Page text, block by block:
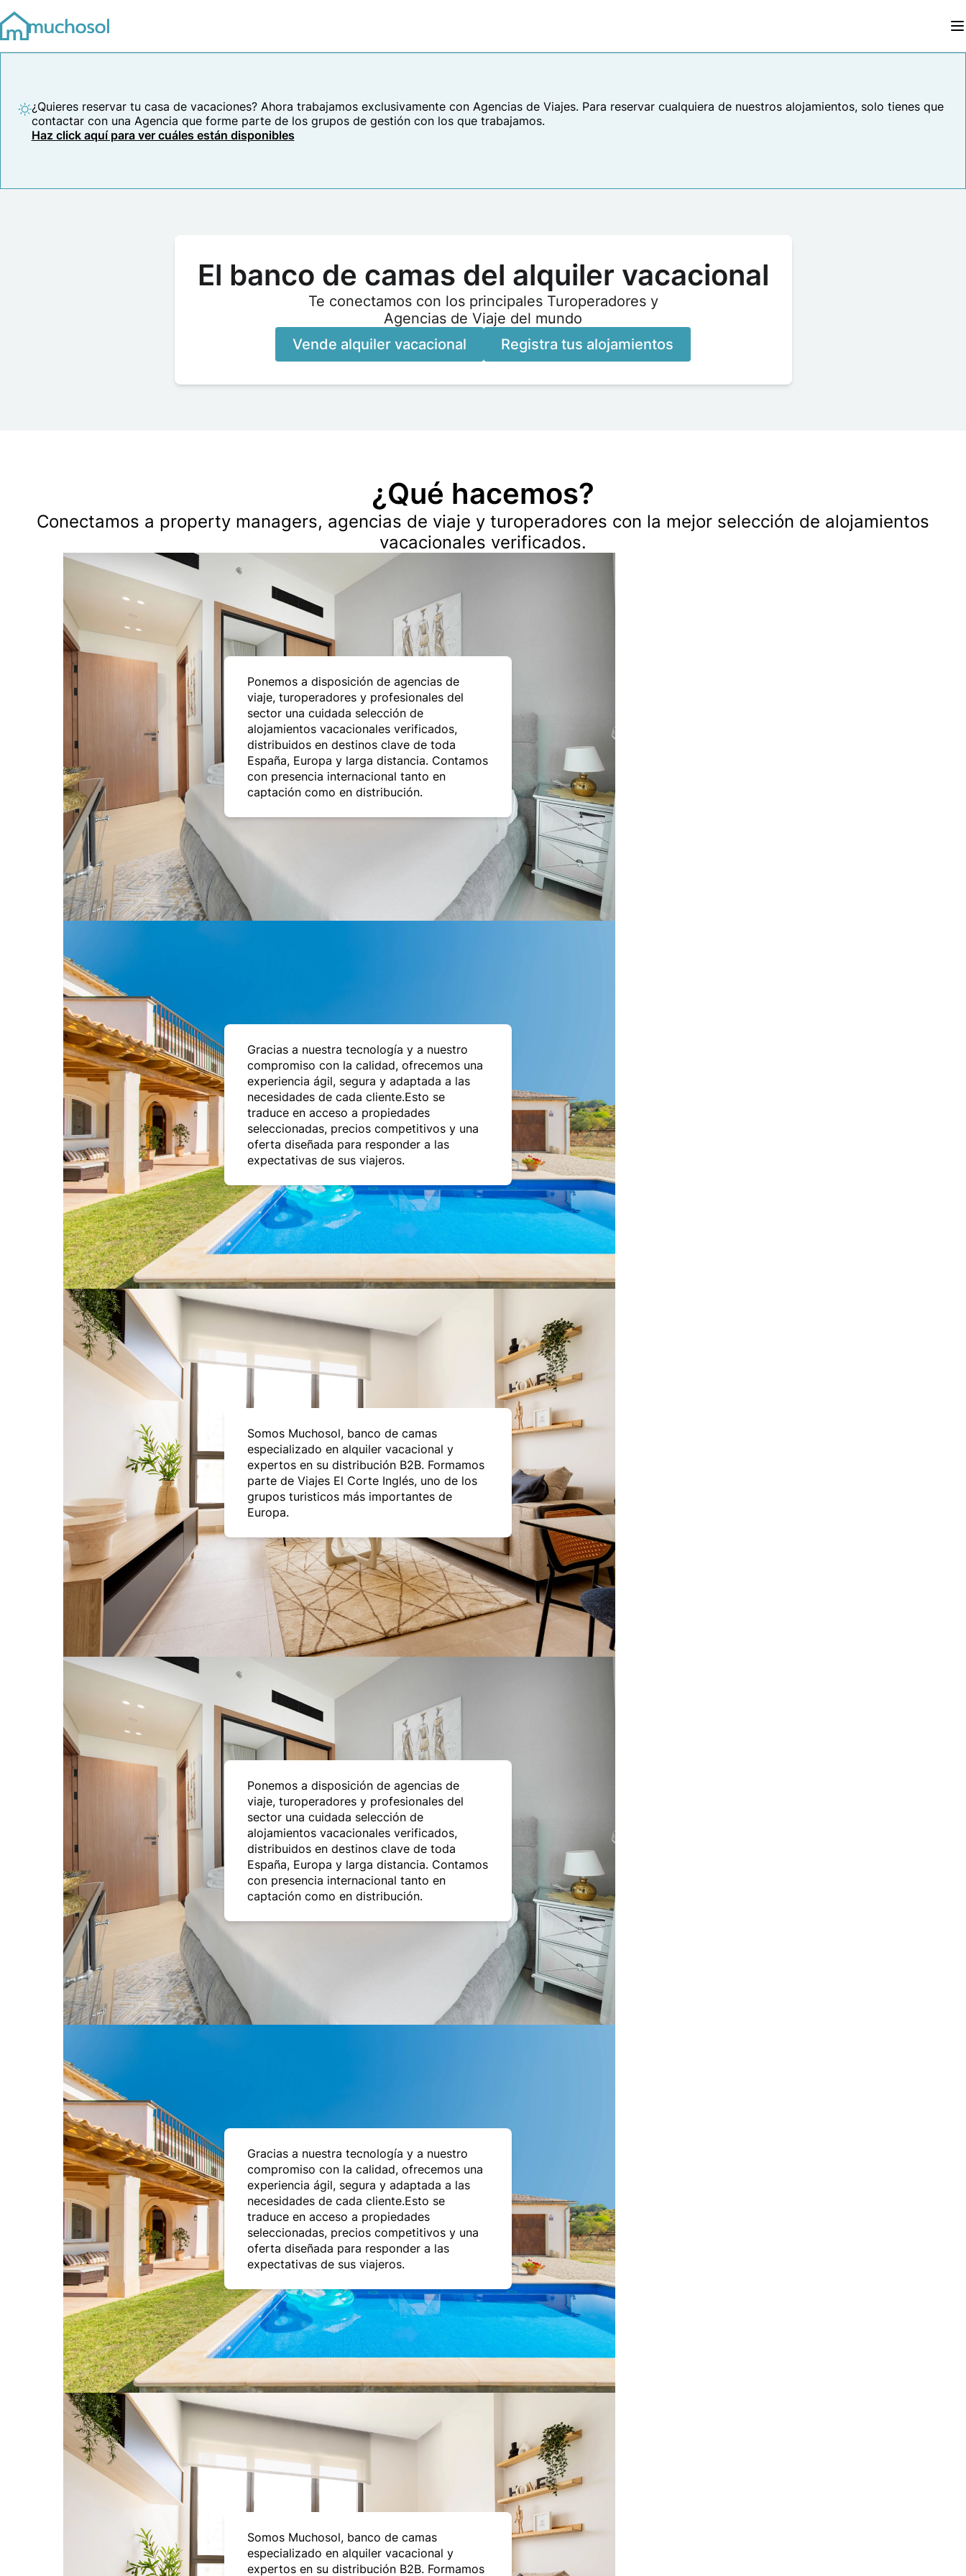
¿Quieres reservar tu casa de vacaciones? Ahora trabajamos exclusivamente con Agencias de Viajes. Para reservar cualquiera de nuestros alojamientos, solo tienes que
contactar con una Agencia que forme parte de los grupos de gestión con los que trabajamos.
Haz click aquí para ver cuáles están disponibles
El banco de camas del alquiler vacacional
Te conectamos con los principales Turoperadores y
Agencias de Viaje del mundo
Vende alquiler vacacional
Registra tus alojamientos
¿Qué hacemos?
Conectamos a property managers, agencias de viaje y turoperadores con la mejor selección de alojamientos
vacacionales verificados.
Ponemos a disposición de agencias de
viaje, turoperadores y profesionales del
sector una cuidada selección de
alojamientos vacacionales verificados,
distribuidos en destinos clave de toda
España, Europa y larga distancia. Contamos
con presencia internacional tanto en
captación como en distribución.
Gracias a nuestra tecnología y a nuestro
compromiso con la calidad, ofrecemos una
experiencia ágil, segura y adaptada a las
necesidades de cada cliente.Esto se
traduce en acceso a propiedades
seleccionadas, precios competitivos y una
oferta diseñada para responder a las
expectativas de sus viajeros.
Somos Muchosol, banco de camas
especializado en alquiler vacacional y
expertos en su distribución B2B. Formamos
parte de Viajes El Corte Inglés, uno de los
grupos turisticos más importantes de
Europa.
Ponemos a disposición de agencias de
viaje, turoperadores y profesionales del
sector una cuidada selección de
alojamientos vacacionales verificados,
distribuidos en destinos clave de toda
España, Europa y larga distancia. Contamos
con presencia internacional tanto en
captación como en distribución.
Gracias a nuestra tecnología y a nuestro
compromiso con la calidad, ofrecemos una
experiencia ágil, segura y adaptada a las
necesidades de cada cliente.Esto se
traduce en acceso a propiedades
seleccionadas, precios competitivos y una
oferta diseñada para responder a las
expectativas de sus viajeros.
Somos Muchosol, banco de camas
especializado en alquiler vacacional y
expertos en su distribución B2B. Formamos